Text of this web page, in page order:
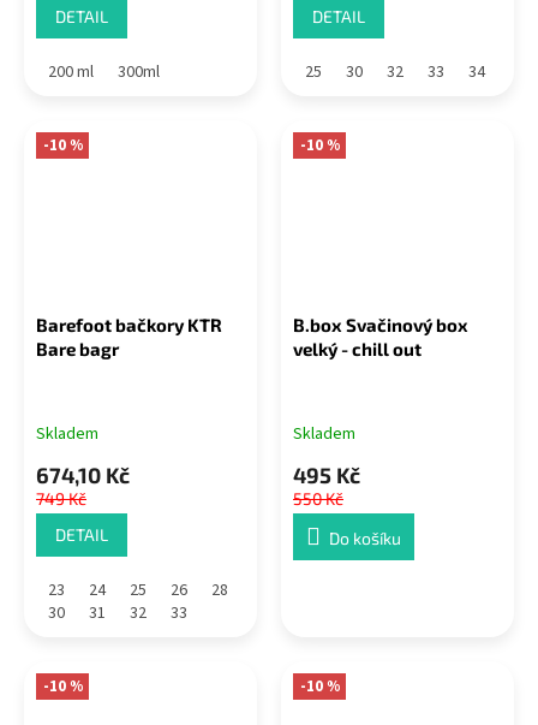
DETAIL
200 ml 300ml
DETAIL
25 30 32 33 34
-10 %
Barefoot bačkory KTR
Bare bagr
Skladem
674,10 Kč
749 Kč
DETAIL
23 24 25 26
28
30
31 32 33
-10 %
B.box Svačinový box
velký - chill out
Skladem
495 Kč
550 Kč
Do košíku
-10 % -10 %